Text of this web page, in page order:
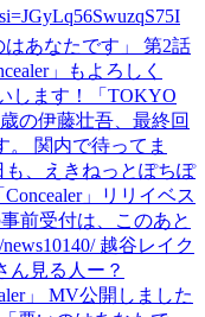
はあなたです」 第2話
」もよろしく
します！
「TOKYO
の伊藤壮吾、最終回
。 関内で待ってま
も、えきねっとぽちぽ
」リリイベス
前受付は、このあと
news10140/ 越谷レイク
ん見る人ー？
」 MV公開しました